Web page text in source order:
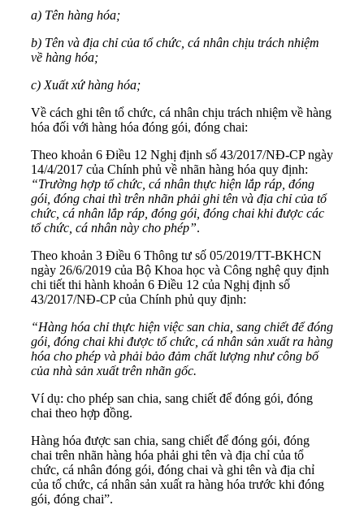
a) Tên hàng hóa;
b) Tên và địa chỉ của tổ chức, cá nhân chịu trách nhiệm
về hàng hóa;
c) Xuất xứ hàng hóa;
Về cách ghi tên tổ chức, cá nhân chịu trách nhiệm về hàng
hóa đối với hàng hóa đóng gói, đóng chai:
Theo khoản 6 Điều 12 Nghị định số 43/2017/NĐ-CP ngày
14/4/2017 của Chính phủ về nhãn hàng hóa quy định:
“Trường hợp tổ chức, cá nhân thực hiện lắp ráp, đóng
gói, đóng chai thì trên nhãn phải ghi tên và địa chỉ của tổ
chức, cá nhân lắp ráp, đóng gói, đóng chai khi được các
tổ chức, cá nhân này cho phép”.
Theo khoản 3 Điều 6 Thông tư số 05/2019/TT-BKHCN
ngày 26/6/2019 của Bộ Khoa học và Công nghệ quy định
chi tiết thi hành khoản 6 Điều 12 của Nghị định số
43/2017/NĐ-CP của Chính phủ quy định:
“Hàng hóa chỉ thực hiện việc san chia, sang chiết để đóng
gói, đóng chai khi được tổ chức, cá nhân sản xuất ra hàng
hóa cho phép và phải bảo đảm chất lượng như công bố
của nhà sản xuất trên nhãn gốc.
Ví dụ: cho phép san chia, sang chiết để đóng gói, đóng
chai theo hợp đồng.
Hàng hóa được san chia, sang chiết để đóng gói, đóng
chai trên nhãn hàng hóa phải ghi tên và địa chỉ của tổ
chức, cá nhân đóng gói, đóng chai và ghi tên và địa chỉ
của tổ chức, cá nhân sản xuất ra hàng hóa trước khi đóng
gói, đóng chai”.